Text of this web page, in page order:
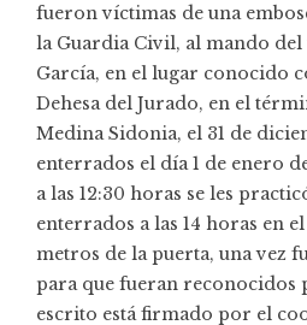
fueron víctimas de una
la Guardia Civil, al mando del
García, en el lugar conocido
Dehesa del Jurado, en el
Medina Sidonia, el 31 de
enterrados el día 1 de enero
a las 12:30 horas se les
enterrados a las 14 horas en
metros de la puerta, una vez
para que fueran reconocidos
escrito está firmado por el